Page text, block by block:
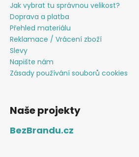
Jak vybrat tu správnou velikost?
Doprava a platba
Přehled materiálu
Reklamace / Vrácení zboží
Slevy
Napište nám
Zásady používání souborů cookies
Naše projekty
BezBrandu.cz